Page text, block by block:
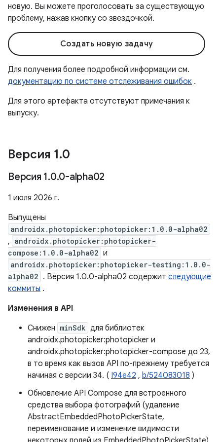
новую. Вы можете проголосовать за существующую
проблему, нажав кнопку со звездочкой.
Создать новую задачу
Для получения более подробной информации см.
документацию по системе отслеживания ошибок .
Для этого артефакта отсутствуют примечания к
выпуску.
Версия 1.0
Версия 1.0.0-alpha02
1 июля 2026 г.
Выпущены
androidx.photopicker:photopicker:1.0.0-alpha02
, androidx.photopicker:photopicker-
compose:1.0.0-alpha02 и
androidx.photopicker:photopicker-testing:1.0.0-
alpha02 . Версия 1.0.0-alpha02 содержит следующие
коммиты .
Изменения в API
Снижен minSdk для библиотек
androidx.photopicker:photopicker и
androidx.photopicker:photopicker-compose до 23,
в то время как вызов API по-прежнему требуется
начиная с версии 34. ( I94e42 , b/524083018 )
Обновление API Compose для встроенного
средства выбора фотографий (удаление
AbstractEmbeddedPhotoPickerState,
переименование и изменение видимости